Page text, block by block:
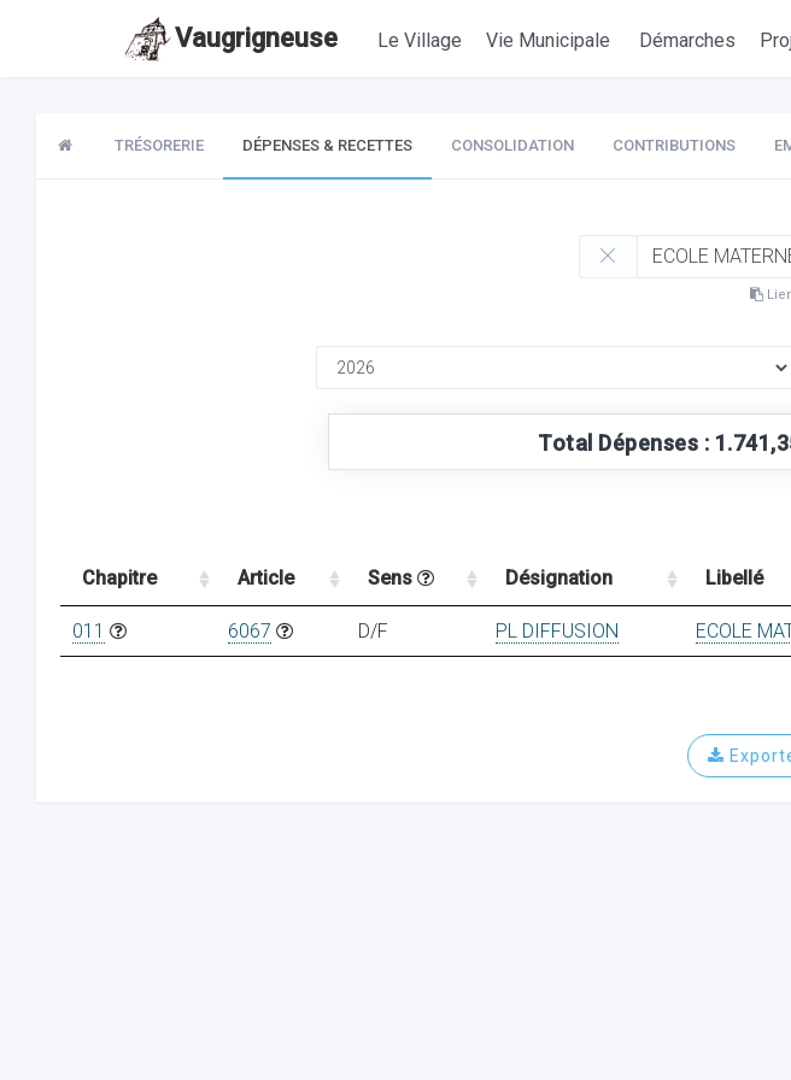
Vaugrigneuse Le Village Vie Municipale Démarches
TRÉSORERIE DÉPENSES & RECETTES CONSOLIDATION CONTRIBUTIONS
Total Dépenses :
Chapitre Article Sens Désignation Libellé
011 6067 D/F PL DIFFUSION ECOLE